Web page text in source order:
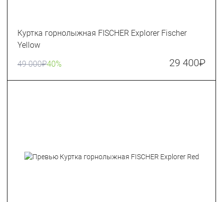
Куртка горнолыжная FISCHER Explorer Fischer
Yellow
49 000₽40% 29 400₽